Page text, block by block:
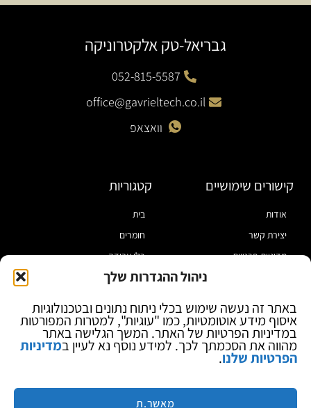
ניהול ההגדרות שלך
באתר זה נעשה שימוש בכלי ניתוח נתונים ובטכנולוגיות
איסוף מידע אוטומטיות, כמו "עוגיות", למטרות המפורטות
במדיניות הפרטיות של האתר. המשך הגלישה באתר
מהווה את הסכמתך לכך. למידע נוסף נא לעיין במדיניות
הפרטיות שלנו.
מאשר.ת
גבריאל-טק אלקטרוניקה
052-815-5587
office@gavrieltech.co.il
וואצאפ
קישורים שימושיים
אודות
יצירת קשר
מדיניות פרטיות
בלוג
קטגוריות
בית
חומרים
כלי עבודה
מוצרי הלחמה
ספקי כח ומודדים
ציוד אופטי להגדלה
מותגים